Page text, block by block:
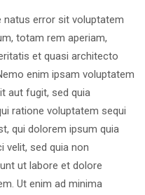
natus error sit voluptatem
totam rem aperiam,
et quasi architecto
enim ipsam voluptatem
aut fugit, sed quia
ratione voluptatem sequi
qui dolorem ipsum quia
velit, sed quia non
ut labore et dolore
Ut enim ad minima